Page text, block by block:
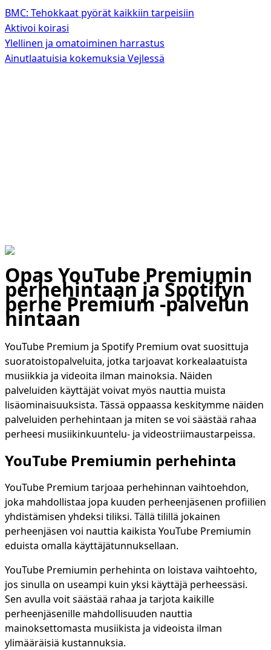
BMC: Tehokkaat pyörät kaikkiin tarpeisiin
Aktivoi koirasi
Ylellinen ja omatoiminen harrastus
Ainutlaatuisia kokemuksia Vejlessä
Opas YouTube Premiumin
perhehintaan ja Spotifyn
perhe Premium -palvelun
hintaan
YouTube Premium ja Spotify Premium ovat suosittuja
suoratoistopalveluita, jotka tarjoavat korkealaatuista
musiikkia ja videoita ilman mainoksia. Näiden
palveluiden käyttäjät voivat myös nauttia muista
lisäominaisuuksista. Tässä oppaassa keskitymme näiden
palveluiden perhehintaan ja miten se voi säästää rahaa
perheesi musiikinkuuntelu- ja videostriimaustarpeissa.
YouTube Premiumin perhehinta
YouTube Premium tarjoaa perhehinnan vaihtoehdon,
joka mahdollistaa jopa kuuden perheenjäsenen profiilien
yhdistämisen yhdeksi tiliksi. Tällä tilillä jokainen
perheenjäsen voi nauttia kaikista YouTube Premiumin
eduista omalla käyttäjätunnuksellaan.
YouTube Premiumin perhehinta on loistava vaihtoehto,
jos sinulla on useampi kuin yksi käyttäjä perheessäsi.
Sen avulla voit säästää rahaa ja tarjota kaikille
perheenjäsenille mahdollisuuden nauttia
mainoksettomasta musiikista ja videoista ilman
ylimääräisiä kustannuksia.